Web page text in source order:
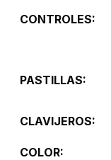
CONTROLES:
PASTILLAS:
CLAVIJEROS:
COLOR: